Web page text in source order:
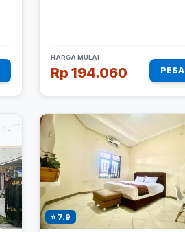
HARGA MULAI
Rp 194.060
⭐ 7.9